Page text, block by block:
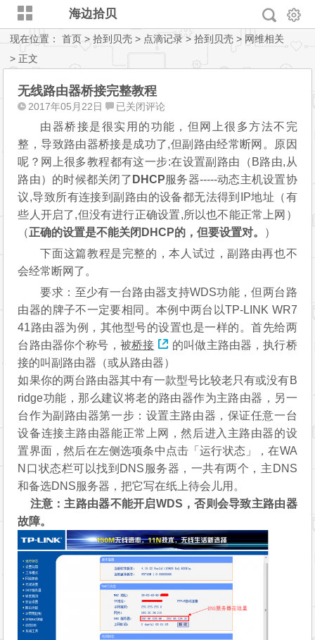
海边拾贝
现在位置：首页 >拾到贝壳 > 点滴记录 >拾到贝壳 > 网维相关
> 正文
无线路由器桥接完整教程
2017年05月22日
无
线
路
由
器
桥
接
完
整
程
已关闭评论
由器桥接是很实用的功能，但网上很多方法不完
整，导致路由器桥接是成功了,但副路由经常断网。原因
呢？网上很多教程都有这一步:在设置副路由（B路由,从
路由）的时候都关闭了 DHCP服务器-----动态主机设置协
议,导致所有连接到副路由的设备都无法得到IP地址（有
些人开启了,但没有进行正确设置,所以也不能正常上网）
（正确的设置是不能关闭DHCP的，但要设置对。 ）
下面这篇教程是完整的，本人试过，副路由再也不
会经常断网了。
要求：至少有一台路由器支持WDS功能，但两台路
由器的牌子不一定要相同。本例中两台以TP-LINK WR7
41路由器为例，其他型号的设置也是一样的。首先给两
台路由器你个称号，被桥接
的叫做主路由器，执行桥
接的叫副路由器（或从路由器）
如果你的两台路由器其中有一款型号比较老只有或没有B
ridge功能，那么建议将老的路由器作为主路由器，另一
台作为副路由器第一步：设置主路由器，保证任意一台
设备连接主路由器能正常上网，然后进入主路由器的设
置界面，然后在左侧选项条中点击「运行状态」，在WA
N口状态栏可以找到DNS服务器，一共有两个，主DNS
和备选DNS服务器，把它写在纸上待会儿用。
注意：主路由器不能开启WDS，否则会导致主路由器
故障。